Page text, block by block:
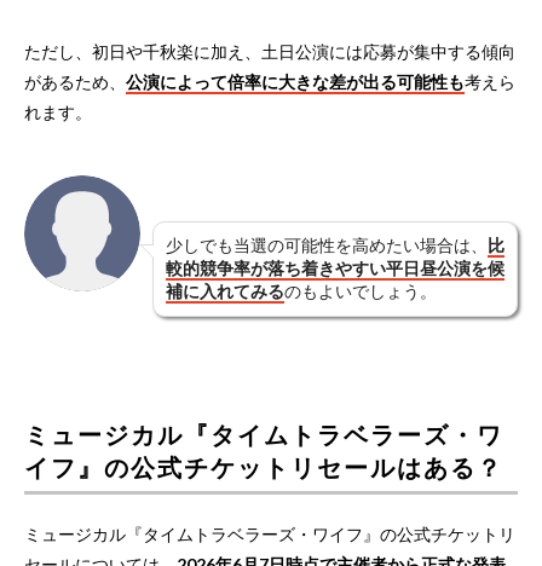
ただし、初日や千秋楽に加え、土日公演には応募が集中する傾向
があるため、 公演によって倍率に大きな差が出る可能性も考えら
れます。
少しでも当選の可能性を高めたい場合は、
比
較的競争率が落ち着きやすい平日昼公演を候
補に入れてみるのもよいでしょう。
ミュージカル『タイムトラベラーズ・ワ
イフ』の公式チケットリセールはある？
ミュージカル『タイムトラベラーズ・ワイフ』の公式チケットリ